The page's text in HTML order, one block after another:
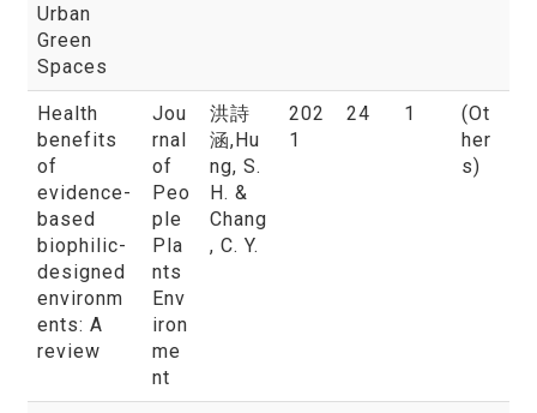
Urban
Green
Spaces
Health
benefits
of
evidence-
based
biophilic-
designed
environm
ents: A
review
Jou
rnal
of
Peo
ple
Pla
nts
Env
iron
me
nt
洪詩
涵,Hu
ng, S.
H. &
Chang
, C. Y.
202
1
24 1
(Ot
her
s)